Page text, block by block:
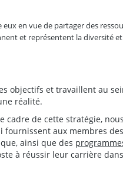
en vue de partager des
et représentent la diversité
objectifs et travaillent au
réalité.
cadre de cette stratégie,
fournissent aux membres
ainsi que des
à réussir leur carrière